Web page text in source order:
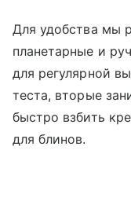
Для удобства мы
планетарные и
для регулярной
теста, вторые
быстро взбить
для блинов.